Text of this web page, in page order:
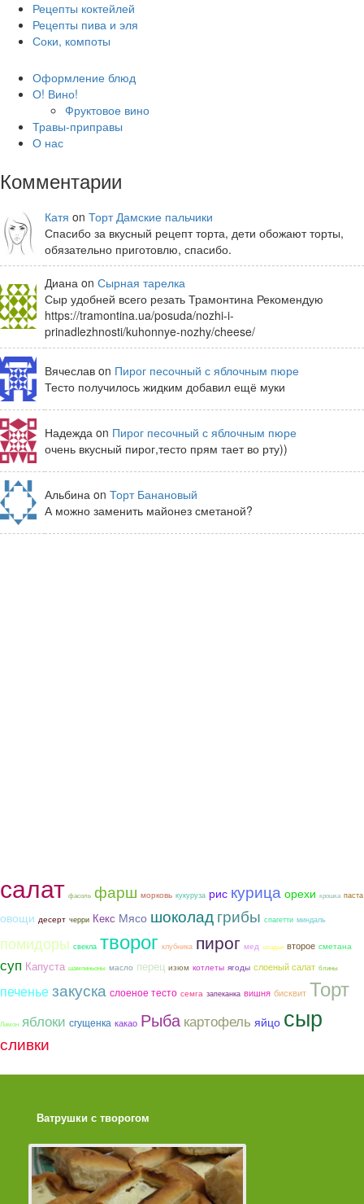
Рецепты коктейлей
Рецепты пива и эля
Соки, компоты
Оформление блюд
О! Вино!
Фруктовое вино
Травы-приправы
О нас
Комментарии
Катя on Торт Дамские пальчики
Спасибо за вкусный рецепт торта, дети обожают торты,
обязательно приготовлю, спасибо.
Диана on Сырная тарелка
Сыр удобней всего резать Трамонтина Рекомендую
https://tramontina.ua/posuda/nozhi-i-
prinadlezhnosti/kuhonnye-nozhy/cheese/
Вячеслав on Пирог песочный с яблочным пюре
Тесто получилось жидким добавил ещё муки
Надежда on Пирог песочный с яблочным пюре
очень вкусный пирог,тесто прям тает во рту))
Альбина on Торт Банановый
А можно заменить майонез сметаной?
салат фасоль фарш морковь кукуруза рис курица орехи крошка паста
овощи десерт черри Кекс Мясо шоколадгрибы спагетти миндаль
помидоры свекла творог клубника пирог мед оладьи второе сметана
суп Капуста шампиньоны масло перец изюм котлеты ягоды слоеный салат блины
печеньезакуска слоеное тесто семга запеканка вишня бисквит Торт
Лимон яблоки сгущенка какао Рыба картофель яйцо сыр
сливки
Ватрушки с творогом